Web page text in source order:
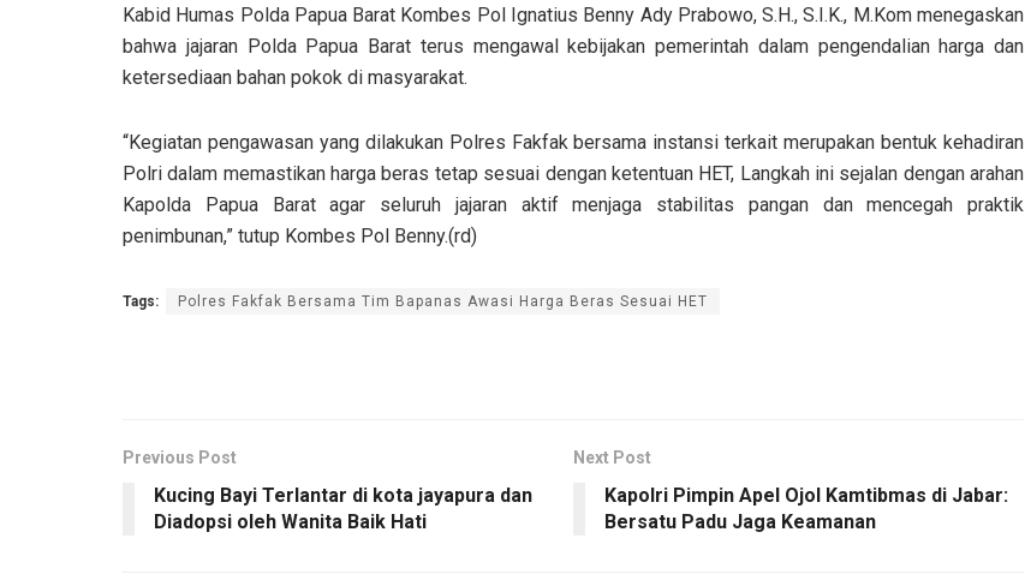
Kabid Humas Polda Papua Barat Kombes Pol Ignatius Benny Ady Prabowo, S.H., S.I.K., M.Kom menegaskan
bahwa jajaran Polda Papua Barat terus mengawal kebijakan pemerintah dalam pengendalian harga dan
ketersediaan bahan pokok di masyarakat.
“Kegiatan pengawasan yang dilakukan Polres Fakfak bersama instansi terkait merupakan bentuk kehadiran
Polri dalam memastikan harga beras tetap sesuai dengan ketentuan HET, Langkah ini sejalan dengan arahan
Kapolda Papua Barat agar seluruh jajaran aktif menjaga stabilitas pangan dan mencegah praktik
penimbunan,” tutup Kombes Pol Benny.(rd)
Tags: Polres Fakfak Bersama Tim Bapanas Awasi Harga Beras Sesuai HET
Previous Post
Kucing Bayi Terlantar di kota jayapura dan
Diadopsi oleh Wanita Baik Hati
Next Post
Kapolri Pimpin Apel Ojol Kamtibmas di Jabar:
Bersatu Padu Jaga Keamanan